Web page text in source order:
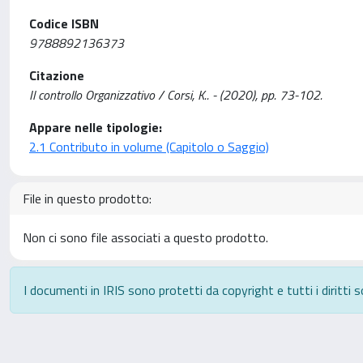
Codice ISBN
9788892136373
Citazione
Il controllo Organizzativo / Corsi, K.. - (2020), pp. 73-102.
Appare nelle tipologie:
2.1 Contributo in volume (Capitolo o Saggio)
File in questo prodotto:
Non ci sono file associati a questo prodotto.
I documenti in IRIS sono protetti da copyright e tutti i diritti